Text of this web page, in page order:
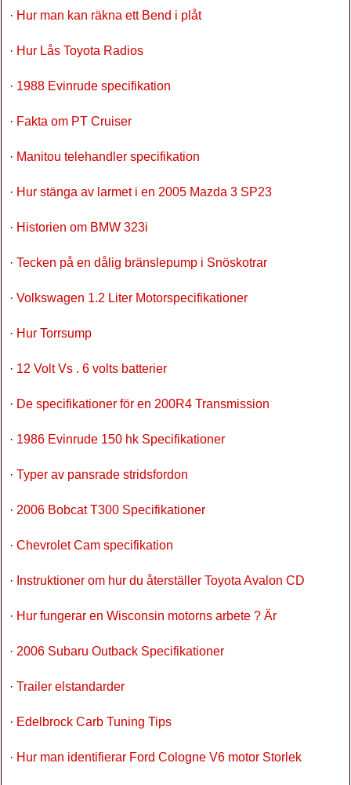
· Hur man kan räkna ett Bend i plåt
· Hur Lås Toyota Radios
· 1988 Evinrude specifikation
· Fakta om PT Cruiser
· Manitou telehandler specifikation
· Hur stänga av larmet i en 2005 Mazda 3 SP23
· Historien om BMW 323i
· Tecken på en dålig bränslepump i Snöskotrar
· Volkswagen 1.2 Liter Motorspecifikationer
· Hur Torrsump
· 12 Volt Vs . 6 volts batterier
· De specifikationer för en 200R4 Transmission
· 1986 Evinrude 150 hk Specifikationer
· Typer av pansrade stridsfordon
· 2006 Bobcat T300 Specifikationer
· Chevrolet Cam specifikation
· Instruktioner om hur du återställer Toyota Avalon CD
· Hur fungerar en Wisconsin motorns arbete ? Är
· 2006 Subaru Outback Specifikationer
· Trailer elstandarder
· Edelbrock Carb Tuning Tips
· Hur man identifierar Ford Cologne V6 motor Storlek